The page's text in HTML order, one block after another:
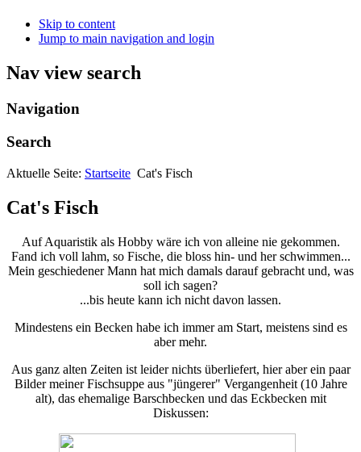
Skip to content
Jump to main navigation and login
Nav view search
Navigation
Search
Aktuelle Seite: Startseite Cat's Fisch
Cat's Fisch
Auf Aquaristik als Hobby wäre ich von alleine nie gekommen.
Fand ich voll lahm, so Fische, die bloss hin- und her schwimmen...
Mein geschiedener Mann hat mich damals darauf gebracht und, was
soll ich sagen?
...bis heute kann ich nicht davon lassen.
Mindestens ein Becken habe ich immer am Start, meistens sind es
aber mehr.
Aus ganz alten Zeiten ist leider nichts überliefert, hier aber ein paar
Bilder meiner Fischsuppe aus "jüngerer" Vergangenheit (10 Jahre
alt), das ehemalige Barschbecken und das Eckbecken mit
Diskussen: